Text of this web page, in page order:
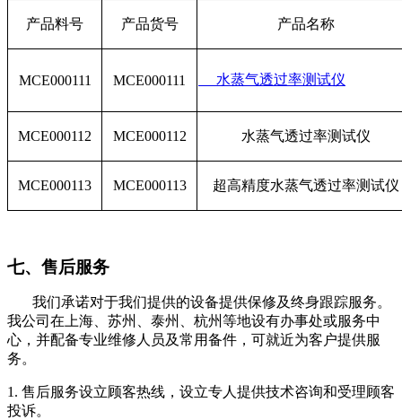
产品料号 产品货号 产品名称
MCE000111 MCE000111 水蒸气透过率测试仪
MCE000112 MCE000112 水蒸气透过率测试仪
MCE000113 MCE000113 超高精度水蒸气透过率测试仪
七、售后服务
我们承诺对于我们提供的设备提供保修及终身跟踪服务。
我公司在上海、苏州、泰州、杭州等地设有办事处或服务中
心，并配备专业维修人员及常用备件，可就近为客户提供服
务。
1. 售后服务设立顾客热线，设立专人提供技术咨询和受理顾客
投诉。